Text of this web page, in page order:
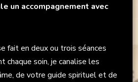
un accompagnement avec
fait en deux ou trois séances
chaque soin, je canalise les
de votre guide spirituel et de